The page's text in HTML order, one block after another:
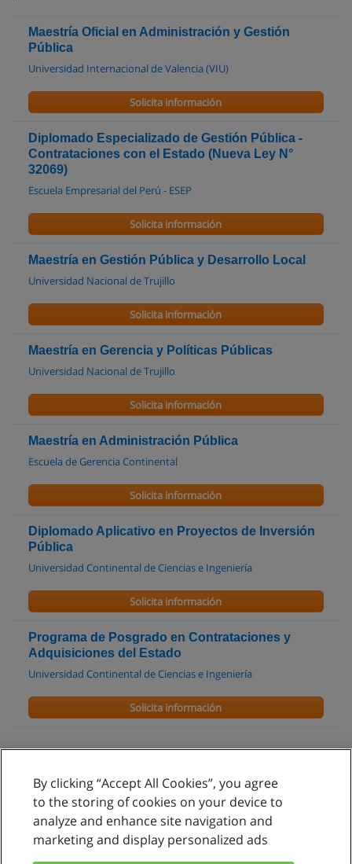
Maestría Oficial en Administración y Gestión
Pública
Universidad Internacional de Valencia (VIU)
Solicita información
Diplomado Especializado de Gestión Pública -
Contrataciones con el Estado (Nueva Ley N°
32069)
Escuela Empresarial del Perú - ESEP
Solicita información
Maestría en Gestión Pública y Desarrollo Local
Universidad Nacional de Trujillo
Solicita información
Maestría en Gerencia y Políticas Públicas
Universidad Nacional de Trujillo
Solicita información
Maestría en Administración Pública
Escuela de Gerencia Continental
Solicita información
Diplomado Aplicativo en Proyectos de Inversión
Pública
Universidad Continental de Ciencias e Ingeniería
Solicita información
Programa de Posgrado en Contrataciones y
Adquisiciones del Estado
Universidad Continental de Ciencias e Ingeniería
Solicita información
Reglas de uso
Privacidad de datos
By clicking “Accept All Cookies”, you agree
to the storing of cookies on your device to
analyze and enhance site navigation and
marketing and display personalized ads